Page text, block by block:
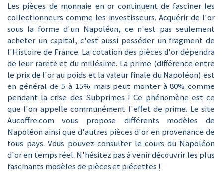
Les pièces de monnaie en or continuent de fasciner les
collectionneurs comme les investisseurs. Acquérir de l'or
sous la forme d'un Napoléon, ce n'est pas seulement
acheter un capital, c'est aussi posséder un fragment de
l'Histoire de France. La cotation des pièces d'or dépendra
de leur rareté et du millésime. La prime (différence entre
le prix de l'or au poids et la valeur finale du Napoléon) est
en général de 5 à 15% mais peut monter à 80% comme
pendant la crise des Subprimes ! Ce phénomène est ce
que l'on appelle communément l'effet de prime. Le site
Aucoffre.com vous propose différents modèles de
Napoléon ainsi que d'autres pièces d'or en provenance de
tous pays. Vous pouvez consulter le cours du Napoléon
d'or en temps réel. N'hésitez pas à venir découvrir les plus
fascinants modèles de pièces et piécettes !